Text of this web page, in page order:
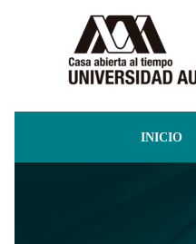
INICIO